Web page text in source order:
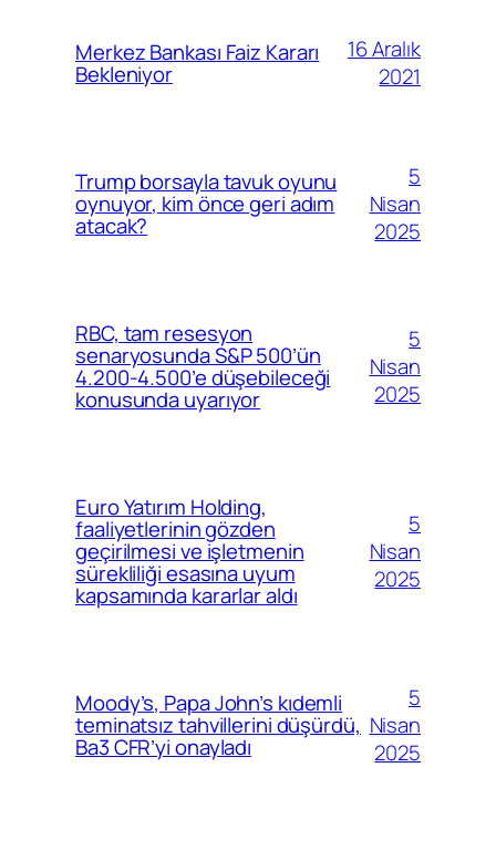
Merkez Bankası Faiz Kararı
Bekleniyor
16 Aralık
2021
Trump borsayla tavuk oyunu
oynuyor, kim önce geri adım
atacak?
5
Nisan
2025
RBC, tam resesyon
senaryosunda S&P 500’ün
4.200-4.500’e düşebileceği
konusunda uyarıyor
5
Nisan
2025
Euro Yatırım Holding,
faaliyetlerinin gözden
geçirilmesi ve işletmenin
sürekliliği esasına uyum
kapsamında kararlar aldı
5
Nisan
2025
Moody’s, Papa John’s kıdemli
teminatsız tahvillerini düşürdü,
Ba3 CFR’yi onayladı
5
Nisan
2025